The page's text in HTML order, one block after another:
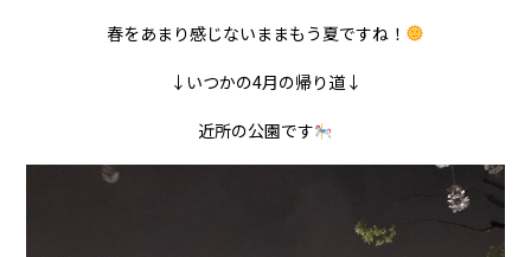
春をあまり感じないままもう夏ですね！
↓いつかの4月の帰り道↓
近所の公園です